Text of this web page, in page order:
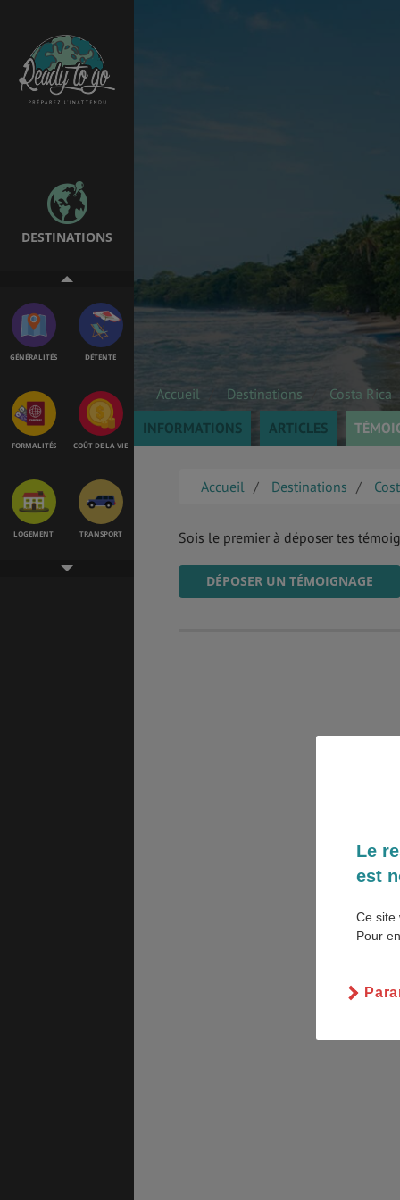
DESTINATIONS
EMPLOIS &
STAGES
BONS PLANS
GÉNÉRALITÉS DÉTENTE
FORMALITÉS COÛT DE LA VIE
LOGEMENT TRANSPORT
Accueil Destinations Costa Rica
INFORMATIONS
ARTICLES
Accueil Destinations
Sois le premier à déposer tes
DÉPOSER UN TÉMOIGNAGE
Le
est
Ce site
Pour